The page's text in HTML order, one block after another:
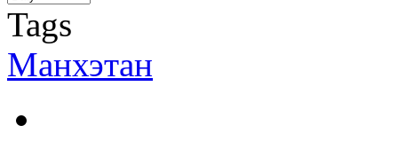
Tags
Манхэтан